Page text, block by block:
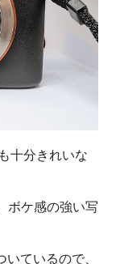
十分きれいな
ボケ感の強い写
いているので、